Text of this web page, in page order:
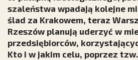
szaleństwa wpadają kolejne
ślad za Krakowem, teraz
Rzeszów planują uderzyć w
przedsiębiorców,
Kto i w jakim celu, poprzez